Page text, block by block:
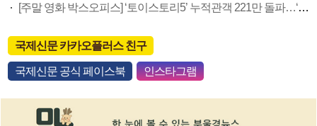
[주말 영화 박스오피스] ‘토이스토리5’ 누적관객 221만 돌파…‘호프’ 예매율 1위
국제신문 카카오플러스 친구
국제신문 공식 페이스북 인스타그램